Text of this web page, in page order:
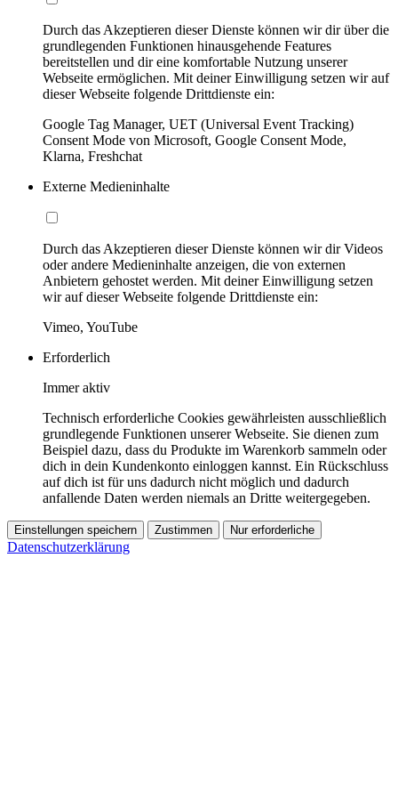
Durch das Akzeptieren dieser Dienste können wir dir über die
grundlegenden Funktionen hinausgehende Features
bereitstellen und dir eine komfortable Nutzung unserer
Webseite ermöglichen. Mit deiner Einwilligung setzen wir auf
dieser Webseite folgende Drittdienste ein:
Google Tag Manager, UET (Universal Event Tracking)
Consent Mode von Microsoft, Google Consent Mode,
Klarna, Freshchat
Externe Medieninhalte
Durch das Akzeptieren dieser Dienste können wir dir Videos
oder andere Medieninhalte anzeigen, die von externen
Anbietern gehostet werden. Mit deiner Einwilligung setzen
wir auf dieser Webseite folgende Drittdienste ein:
Vimeo, YouTube
Erforderlich
Immer aktiv
Technisch erforderliche Cookies gewährleisten ausschließlich
grundlegende Funktionen unserer Webseite. Sie dienen zum
Beispiel dazu, dass du Produkte im Warenkorb sammeln oder
dich in dein Kundenkonto einloggen kannst. Ein Rückschluss
auf dich ist für uns dadurch nicht möglich und dadurch
anfallende Daten werden niemals an Dritte weitergegeben.
Einstellungen speichern Zustimmen Nur erforderliche
Datenschutzerklärung